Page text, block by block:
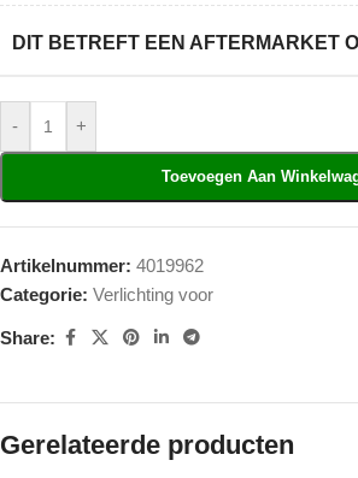
DIT BETREFT EEN AFTERMARKET
- +
Toevoegen Aan
Artikelnummer: 4019962
Categorie: Verlichting voor
Share:
Gerelateerde producten